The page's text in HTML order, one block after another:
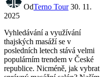
OdTerno Tour 30. 11.
2025
Vyhledávání a využívání
thajských masáží se v
posledních letech stává velmi
populárním trendem v České
republice. Nicméně, jak vybrat